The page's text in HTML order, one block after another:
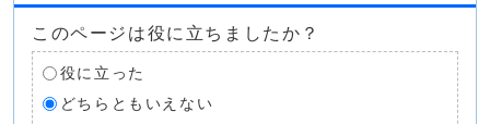
このページは役に立ちましたか？
役に立った
どちらともいえない